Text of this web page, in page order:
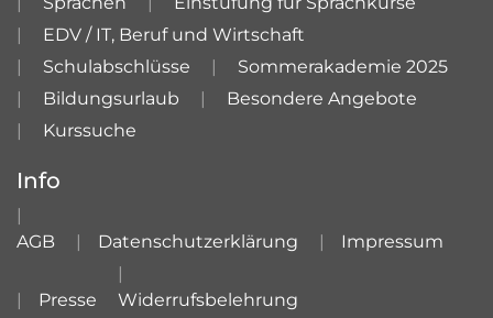
EDV / IT, Beruf und Wirtschaft
Schulabschlüsse
Sommerakademie 2025
Bildungsurlaub
Besondere Angebote
Kurssuche
Info
AGB Datenschutzerklärung Impressum
Presse Widerrufsbelehrung